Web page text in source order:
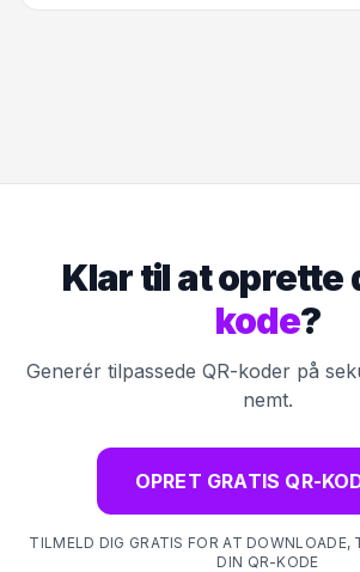
Klar til at oprette
kode?
Generér tilpassede QR-koder på
nemt.
OPRET GRATIS QR-
TILMELD DIG GRATIS FOR AT DOWNLOADE,
DIN QR-KODE